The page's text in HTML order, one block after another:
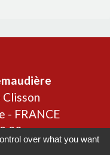
- FRANCE
30
over what you want